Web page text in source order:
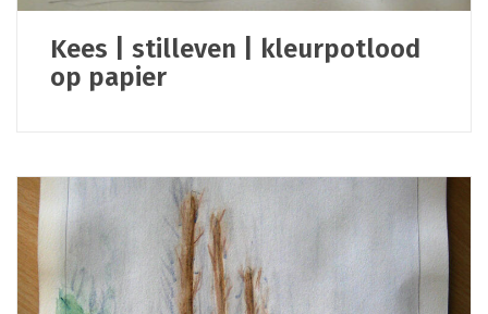
Kees | stilleven | kleurpotlood
op papier